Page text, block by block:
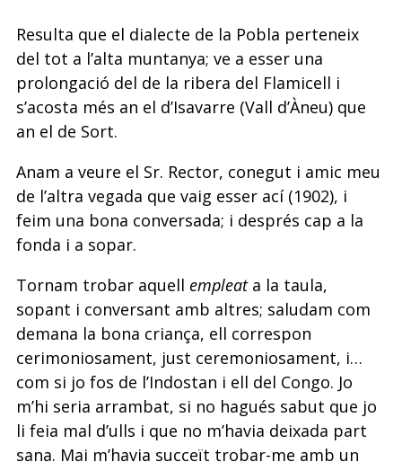
Resulta que el dialecte de la Pobla perteneix
del tot a l’alta muntanya; ve a esser una
prolongació del de la ribera del Flamicell i
s’acosta més an el d’Isavarre (Vall d’Àneu) que
an el de Sort.
Anam a veure el Sr. Rector, conegut i amic meu
de l’altra vegada que vaig esser ací (1902), i
feim una bona conversada; i després cap a la
fonda i a sopar.
Tornam trobar aquell empleat a la taula,
sopant i conversant amb altres; saludam com
demana la bona criança, ell correspon
cerimoniosament, just ceremoniosament, i…
com si jo fos de l’Indostan i ell del Congo. Jo
m’hi seria arrambat, si no hagués sabut que jo
li feia mal d’ulls i que no m’havia deixada part
sana. Mai m’havia succeït trobar-me amb un